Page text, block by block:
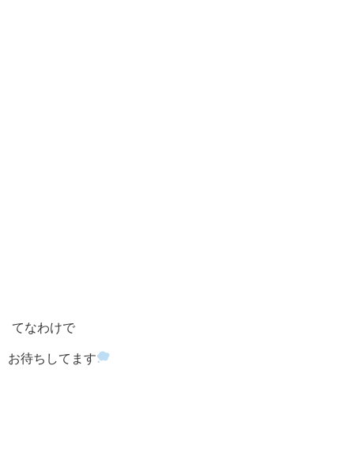
てなわけで
お待ちしてます